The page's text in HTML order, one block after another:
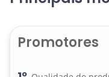
Promotores